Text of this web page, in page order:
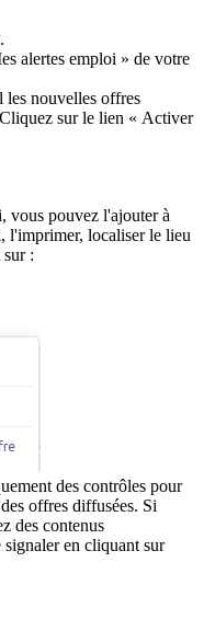
alertes emploi » de votre
les nouvelles offres
sur le lien « Activer
vous pouvez l'ajouter à
l'imprimer, localiser le lieu
:
des contrôles pour
offres diffusées. Si
des contenus
en cliquant sur